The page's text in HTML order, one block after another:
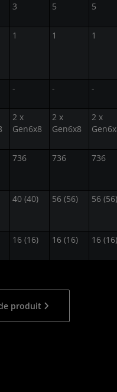
3 5 5
1 1 1
- - -
2 x
Gen6x8
2 x
Gen6x8
2 x
736 736 736
40 (40) 56 (56) 56 (56)
16 (16) 16 (16) 16 (16)
produit